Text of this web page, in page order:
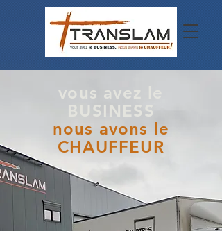
vous avez le
BUSINESS
nous avons le
CHAUFFEUR